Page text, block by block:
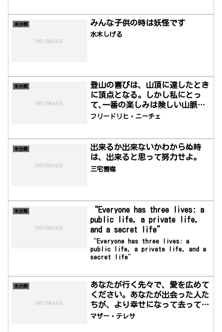
未分類 みんな子供の時は妖怪です
水木しげる
未分類
登山の喜びは、山頂に達したとき
に頂点となる。しかし私にとっ
て､一番の楽しみは険しい山脈を
登っているときである。険しけれ
フリードリヒ・ニーチェ
未分類
出来るか出来ないかわからぬ時
は、出来ると思って努力せよ。
三宅雪嶺
未分類
“Everyone has three lives: a
public life, a private life,
and a secret life”
“Everyone has three lives: a
public life, a private life, and a
secret life”
未分類
あなたが行く先々で、愛を広めて
ください。あなたが出会った人た
ちが、より幸せになって去ってい
きますように。
マザー・テレサ